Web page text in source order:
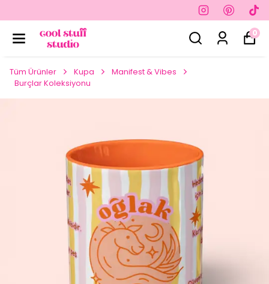
0
Tüm Ürünler Kupa
Manifest & Vibes
Burçlar Koleksiyonu